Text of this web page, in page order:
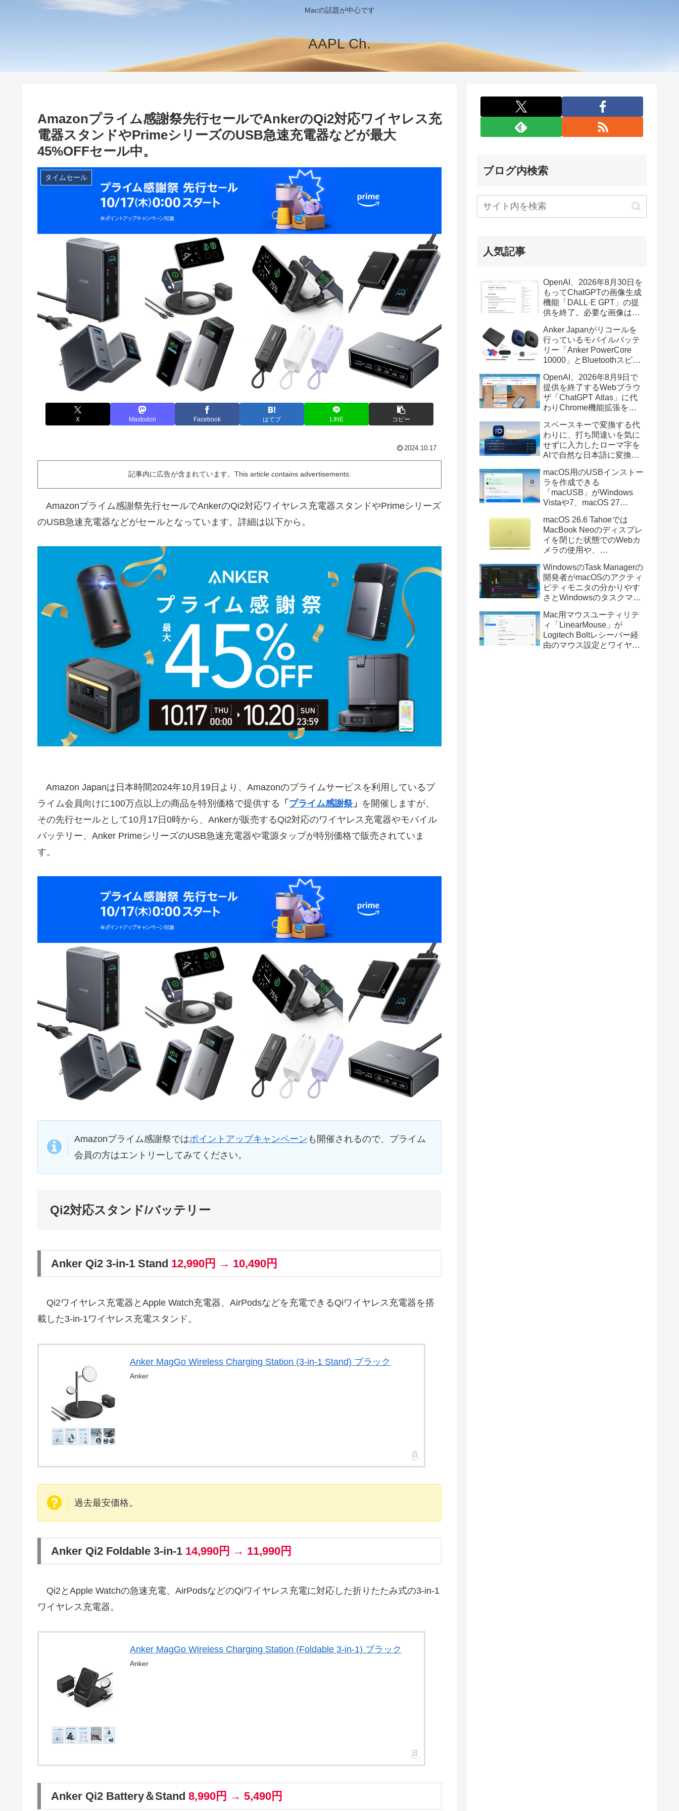
Macの話題が中心です
AAPL Ch.
Amazonプライム感謝祭先行セールでAnkerのQi2対応ワイヤレス充
電器スタンドやPrimeシリーズのUSB急速充電器などが最大
45%OFFセール中。
タイムセール
X Mastodon Facebook はてブ LINE コピー
2024.10.17
記事内に広告が含まれています。This article contains advertisements.
Amazonプライム感謝祭先行セールでAnkerのQi2対応ワイヤレス充電器スタンドやPrimeシリーズ
のUSB急速充電器などがセールとなっています。詳細は以下から。
Amazon Japanは日本時間2024年10月19日より、Amazonのプライムサービスを利用しているプ
ライム会員向けに100万点以上の商品を特別価格で提供する 「 プライム感謝祭」 を開催しますが、
その先行セールとして10月17日0時から、Ankerが販売するQi2対応のワイヤレス充電器やモバイル
バッテリー、Anker PrimeシリーズのUSB急速充電器や電源タップが特別価格で販売されていま
す。
Amazonプライム感謝祭ではポイントアップキャンペーン も開催されるので、プライム
会員の方はエントリーしてみてください。
Qi2対応スタンド/バッテリー
Anker Qi2 3-in-1 Stand 12,990円 → 10,490円
Qi2ワイヤレス充電器とApple Watch充電器、AirPodsなどを充電できるQiワイヤレス充電器を搭
載した3-in-1ワイヤレス充電スタンド。
Anker MagGo Wireless Charging Station (3-in-1 Stand) ブラック
Anker
過去最安価格。
Anker Qi2 Foldable 3-in-1 14,990円 → 11,990円
Qi2とApple Watchの急速充電、AirPodsなどのQiワイヤレス充電に対応した折りたたみ式の3-in-1
ワイヤレス充電器。
Anker MagGo Wireless Charging Station (Foldable 3-in-1) ブラック
Anker
Anker Qi2 Battery＆Stand 8,990円 → 5,490円
ブログ内検索
人気記事
OpenAI、2026年8月30日を
もってChatGPTの画像生成
機能「DALL·E GPT」の提
供を終了。必要な画像は期
Anker Japanがリコールを
行っているモバイルバッテ
リー「Anker PowerCore
10000」とBluetoothスピー
辺を焼損する火災が6月に3
件発生していたそうなので
注意を。
OpenAI、2026年8月9日で
提供を終了するWebブラウ
ザ「ChatGPT Atlas」に代
わりChrome機能拡張をア
画の質問やAsk ChatGPT機
能を追加。
スペースキーで変換する代
わりに、打ち間違いを気に
せずに入力したローマ字を
AIで自然な日本語に変換し
力アプリ「Nospace」がリ
リース。
macOS用のUSBインストー
ラを作成できる
「macUSB」がWindows
Vistaや7、macOS 27
トーラの作成に対応。
macOS 26.6 Tahoeでは
MacBook Neoのディスプレ
イを閉じた状態でのWebカ
メラの使用や、
利用しMacBook Neoを復元
する際の安定性が向上。
WindowsのTask Managerの
開発者がmacOSのアクティ
ビティモニタの分かりやす
さとWindowsのタスクマネ
Mac用システムモニタアプ
リ「Task Manager TMOG」
のBeta版を公開。
Mac用マウスユーティリテ
ィ「LinearMouse」が
Logitech Boltレシーバー経
由のマウス設定とワイヤレ